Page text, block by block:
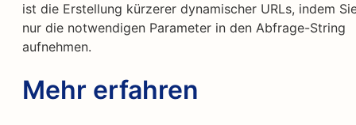
ist die Erstellung kürzerer dynamischer URLs, indem
nur die notwendigen Parameter in den Abfrage-String
aufnehmen.
Mehr erfahren